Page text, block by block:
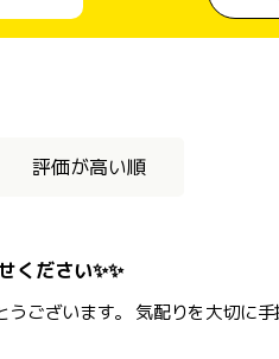
評価が高い順
ください✨✨
ございます。 気配りを大切に